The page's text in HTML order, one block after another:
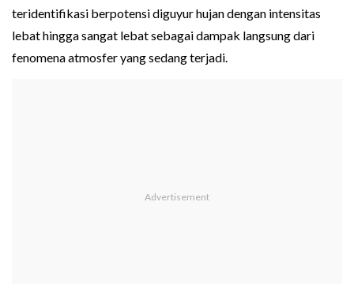
teridentifikasi berpotensi diguyur hujan dengan intensitas
lebat hingga sangat lebat sebagai dampak langsung dari
fenomena atmosfer yang sedang terjadi.